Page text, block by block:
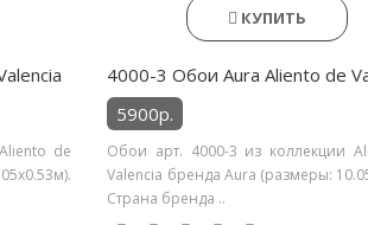
de
КУПИТЬ
4000-3 Обои Aura Aliento de
5900р.
Обои арт. 4000-3 из коллекции
Valencia бренда Aura (размеры:
Страна бренда ..